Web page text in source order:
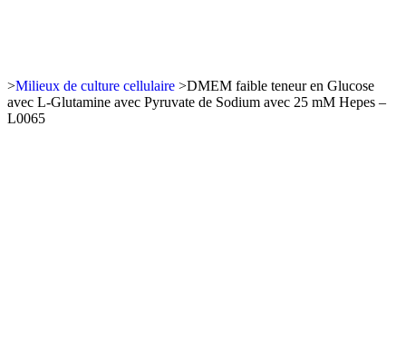
>Milieux de culture cellulaire >DMEM faible teneur en Glucose
avec L-Glutamine avec Pyruvate de Sodium avec 25 mM Hepes –
L0065